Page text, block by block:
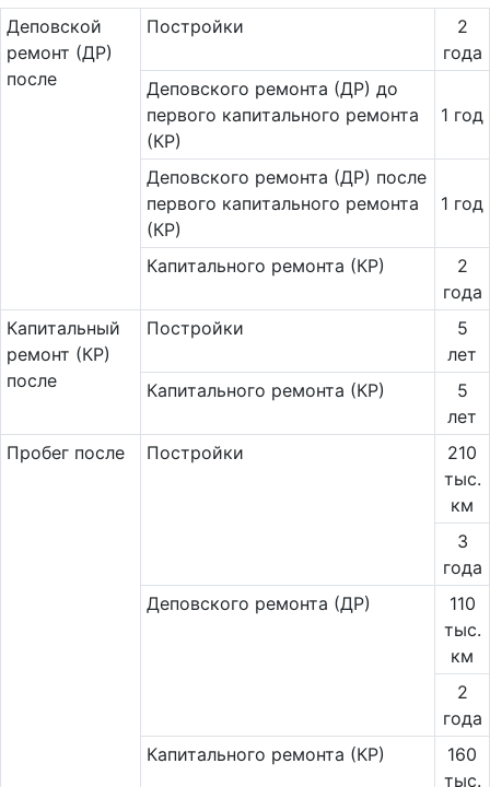
Де­повс­кой
ремонт (ДР)
после
Постройки
2
года
Деповского ремонта (ДР) до
первого капитального ремонта
(КР)
1 год
Деповского ремонта (ДР) после
первого капитального ремонта
(КР)
1 год
Капитального ремонта (КР)
2
года
Ка­пи­таль­ный
ремонт (КР)
после
Постройки
5
лет
Капитального ремонта (КР)
5
лет
Пробег после
Постройки
210
тыс.
км
3
года
Деповского ремонта (ДР)
110
тыс.
км
2
года
Капитального ремонта (КР)
160
тыс.